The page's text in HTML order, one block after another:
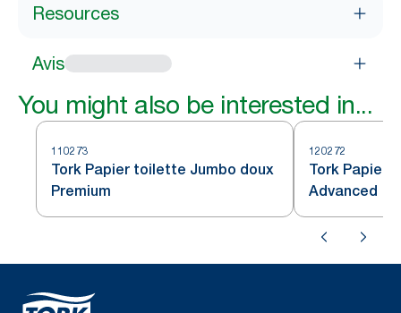
Resources
Avis
You might also be interested in...
110273
Tork Papier toilette Jumbo doux
Premium
120272
Tork Papier
Advanced